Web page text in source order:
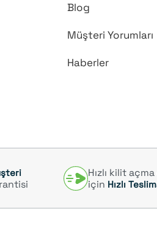
Blog
Müşteri Yorumları
Haberler
Hızlı kilit
için Hızlı